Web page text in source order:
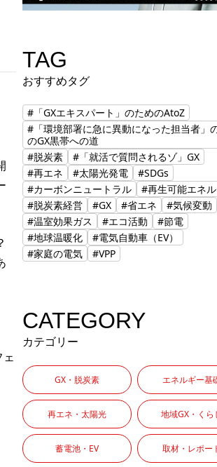
TAG
おすすめタグ
#「GXエキスパート」のためのAtoZ
#「環境部署に急に異動になった担当者」
のGX黒帯への道
#脱炭素
#「就活で質問されるゾ」GX
#再エネ
#太陽光発電
#SDGs
#カーボンニュートラル
#再生可能エネ
#脱炭素経営
#GX #省エネ
#気候変動
#温室効果ガス
#エコ活動
#節電
#地球温暖化
#電気自動車（EV）
#家庭の電気
#VPP
CATEGORY
カテゴリー
GX・脱炭素 エネルギー基
再エネ・太陽光 地域GX・くら
蓄電池・EV 取材・レポー